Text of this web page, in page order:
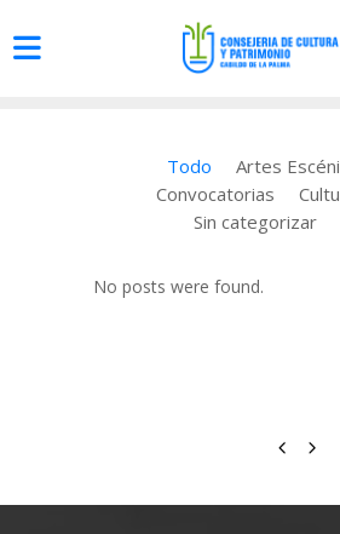
Todo Artes
Convocatorias
Sin categorizar
No posts were found.